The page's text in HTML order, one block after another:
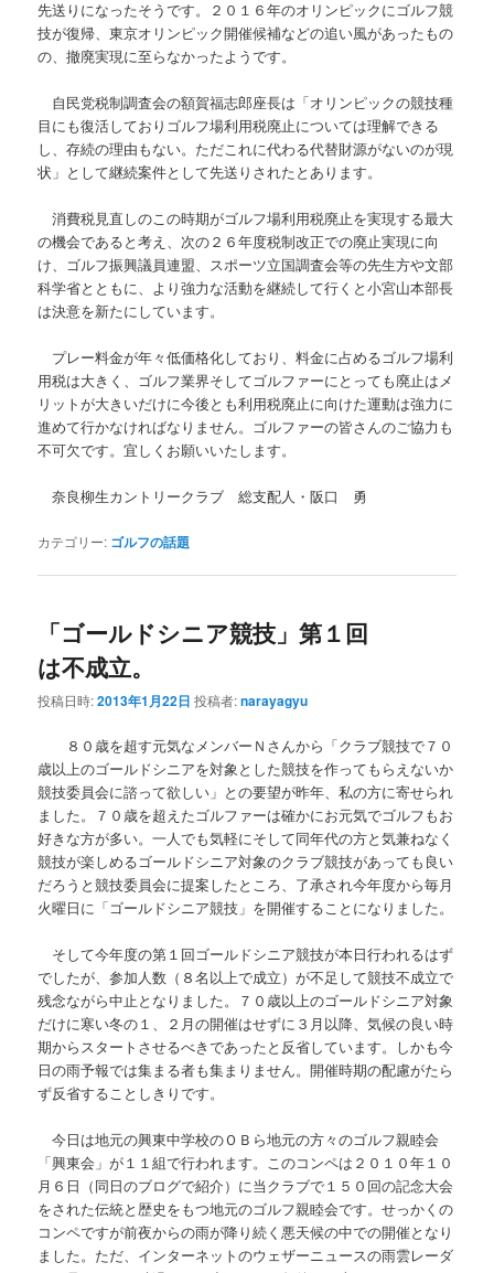
先送りになったそうです。２０１６年のオリンピックにゴルフ競
技が復帰、東京オリンピック開催候補などの追い風があったもの
の、撤廃実現に至らなかったようです。
自民党税制調査会の額賀福志郎座長は「オリンピックの競技種
目にも復活しておりゴルフ場利用税廃止については理解できる
し、存続の理由もない。ただこれに代わる代替財源がないのが現
状」として継続案件として先送りされたとあります。
消費税見直しのこの時期がゴルフ場利用税廃止を実現する最大
の機会であると考え、次の２６年度税制改正での廃止実現に向
け、ゴルフ振興議員連盟、スポーツ立国調査会等の先生方や文部
科学省とともに、より強力な活動を継続して行くと小宮山本部長
は決意を新たにしています。
プレー料金が年々低価格化しており、料金に占めるゴルフ場利
用税は大きく、ゴルフ業界そしてゴルファーにとっても廃止はメ
リットが大きいだけに今後とも利用税廃止に向けた運動は強力に
進めて行かなければなりません。ゴルファーの皆さんのご協力も
不可欠です。宜しくお願いいたします。
奈良柳生カントリークラブ 総支配人・阪口 勇
カテゴリー: ゴルフの話題
「ゴールドシニア競技」第１回
は不成立。
投稿日時:2013年1月22日 投稿者:narayagyu
８０歳を超す元気なメンバーＮさんから「クラブ競技で７０
歳以上のゴールドシニアを対象とした競技を作ってもらえないか
競技委員会に諮って欲しい」との要望が昨年、私の方に寄せられ
ました。７０歳を超えたゴルファーは確かにお元気でゴルフもお
好きな方が多い。一人でも気軽にそして同年代の方と気兼ねなく
競技が楽しめるゴールドシニア対象のクラブ競技があっても良い
だろうと競技委員会に提案したところ、了承され今年度から毎月
火曜日に「ゴールドシニア競技」を開催することになりました。
そして今年度の第１回ゴールドシニア競技が本日行われるはず
でしたが、参加人数（８名以上で成立）が不足して競技不成立で
残念ながら中止となりました。７０歳以上のゴールドシニア対象
だけに寒い冬の１、２月の開催はせずに３月以降、気候の良い時
期からスタートさせるべきであったと反省しています。しかも今
日の雨予報では集まる者も集まりません。開催時期の配慮がたら
ず反省することしきりです。
今日は地元の興東中学校のＯＢら地元の方々のゴルフ親睦会
「興東会」が１１組で行われます。このコンペは２０１０年１０
月６日（同日のブログで紹介）に当クラブで１５０回の記念大会
をされた伝統と歴史をもつ地元のゴルフ親睦会です。せっかくの
コンペですが前夜からの雨が降り続く悪天候の中での開催となり
ました。ただ、インターネットのウェザーニュースの雨雲レーダ